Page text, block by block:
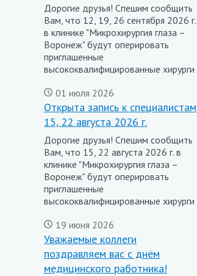
Дорогие друзья! Спешим сообщить
Вам, что 12, 19, 26 сентября 2026 г.
в клинике "Микрохирургия глаза –
Воронеж" будут оперировать
приглашенные
высококвалифицированные хирурги
01 июля 2026
Открыта запись к специалистам
15, 22 августа 2026 г.
Дорогие друзья! Спешим сообщить
Вам, что 15, 22 августа 2026 г. в
клинике "Микрохирургия глаза –
Воронеж" будут оперировать
приглашенные
высококвалифицированные хирурги
19 июня 2026
Уважаемые коллеги
поздравляем вас с днём
медицинского работника!